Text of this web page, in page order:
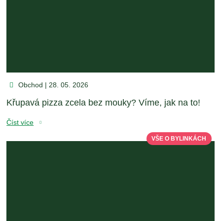
Obchod | 28. 05. 2026
Křupavá pizza zcela bez mouky? Víme, jak na to!
Číst více
VŠE O BYLINKÁCH